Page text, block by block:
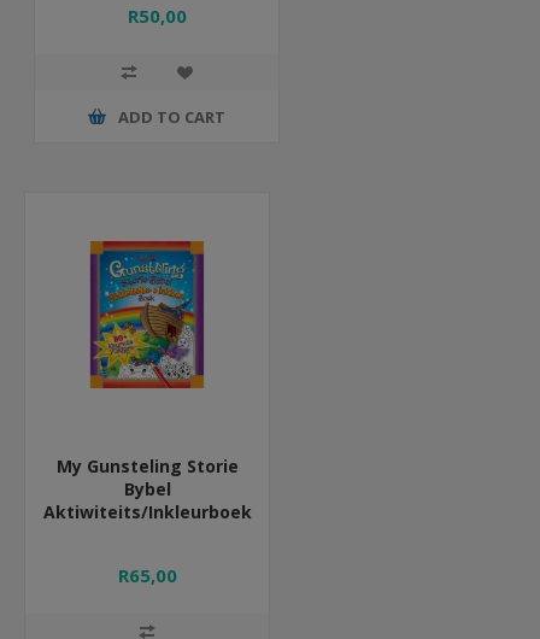
R50,00
ADD TO CART
My Gunsteling Storie
Bybel
Aktiwiteits/Inkleurboek
R65,00